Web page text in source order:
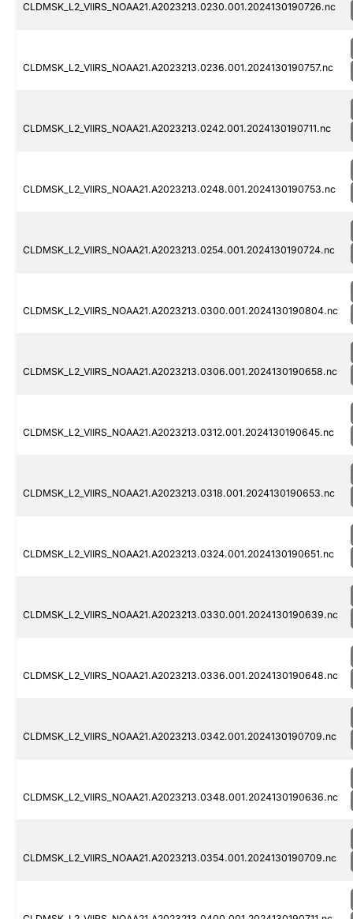
CLDMSK_L2_VIIRS_NOAA21.A2023213.0230.001.2024130190726.nc
CLDMSK_L2_VIIRS_NOAA21.A2023213.0236.001.2024130190757.nc
CLDMSK_L2_VIIRS_NOAA21.A2023213.0242.001.2024130190711.nc
CLDMSK_L2_VIIRS_NOAA21.A2023213.0248.001.2024130190753.nc
CLDMSK_L2_VIIRS_NOAA21.A2023213.0254.001.2024130190724.nc
CLDMSK_L2_VIIRS_NOAA21.A2023213.0300.001.2024130190804.nc
CLDMSK_L2_VIIRS_NOAA21.A2023213.0306.001.2024130190658.nc
CLDMSK_L2_VIIRS_NOAA21.A2023213.0312.001.2024130190645.nc
CLDMSK_L2_VIIRS_NOAA21.A2023213.0318.001.2024130190653.nc
CLDMSK_L2_VIIRS_NOAA21.A2023213.0324.001.2024130190651.nc
CLDMSK_L2_VIIRS_NOAA21.A2023213.0330.001.2024130190639.nc
CLDMSK_L2_VIIRS_NOAA21.A2023213.0336.001.2024130190648.nc
CLDMSK_L2_VIIRS_NOAA21.A2023213.0342.001.2024130190709.nc
CLDMSK_L2_VIIRS_NOAA21.A2023213.0348.001.2024130190636.nc
CLDMSK_L2_VIIRS_NOAA21.A2023213.0354.001.2024130190709.nc